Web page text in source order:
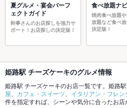
夏グルメ・宴会パーフ
ェクトガイド
幹事さんのお店探しを強力サ
ポート！お店探しの決定版！
食べ放題ナ
焼肉食べ放題
放題など食べ
決定版！
姫路駅 チーズケーキのグルメ情報
姫路駅 チーズケーキのお店一覧です。姫路
屋
カフェ・スイーツ イタリアン・フレン
件を指定すれば、シーンや気分に合ったお